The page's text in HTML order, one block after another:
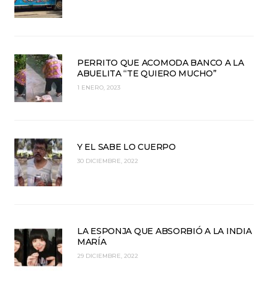
PERRITO QUE ACOMODA BANCO A LA
ABUELITA “TE QUIERO MUCHO”
1 ENERO, 2023
Y EL SABE LO CUERPO
30 DICIEMBRE, 2022
LA ESPONJA QUE ABSORBIÓ A LA INDIA
MARÍA
29 DICIEMBRE, 2022